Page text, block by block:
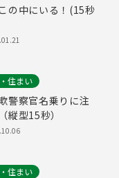
の中にいる！(15秒
住まい
警察官名乗りに注
縦型15秒）
住まい